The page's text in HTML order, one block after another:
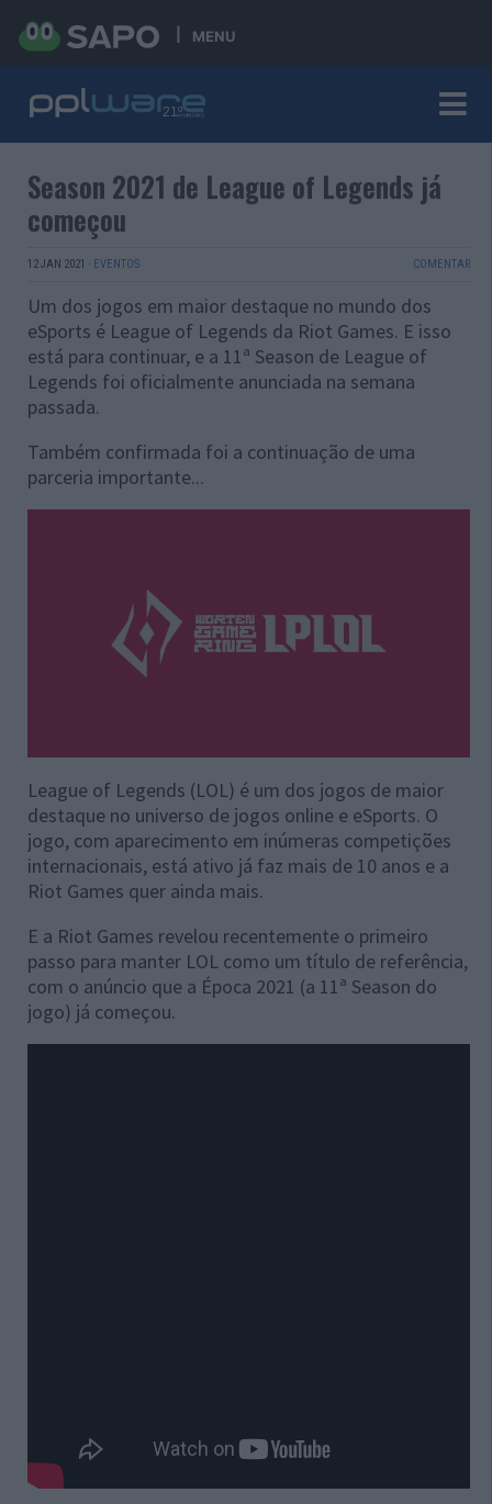
MENU
Season 2021 de League of Legends já
começou
12 JAN 2021 · EVENTOS COMENTAR
Um dos jogos em maior destaque no mundo dos
eSports é League of Legends da Riot Games. E isso
está para continuar, e a 11ª Season de League of
Legends foi oficialmente anunciada na semana
passada.
Também confirmada foi a continuação de uma
parceria importante...
League of Legends (LOL) é um dos jogos de maior
destaque no universo de jogos online e eSports. O
jogo, com aparecimento em inúmeras competições
internacionais, está ativo já faz mais de 10 anos e a
Riot Games quer ainda mais.
E a Riot Games revelou recentemente o primeiro
passo para manter LOL como um título de referência,
com o anúncio que a Época 2021 (a 11ª Season do
jogo) já começou.